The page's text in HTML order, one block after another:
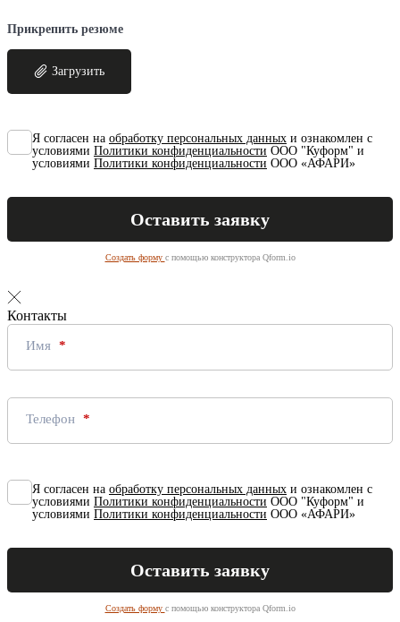
Прикрепить резюме
Загрузить
Я согласен на обработку персональных данных и ознакомлен с
условиями Политики конфиденциальности ООО "Куформ" и
условиями Политики конфиденциальности ООО «АФАРИ»
Создать форму с помощью конструктора Qform.io
Контакты
Имя
Телефон
Я согласен на обработку персональных данных и ознакомлен с
условиями Политики конфиденциальности ООО "Куформ" и
условиями Политики конфиденциальности ООО «АФАРИ»
Создать форму с помощью конструктора Qform.io